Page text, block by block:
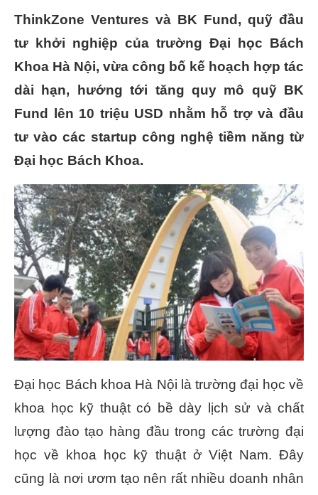
ThinkZone Ventures và BK Fund, quỹ đầu
tư khởi nghiệp của trường Đại học Bách
Khoa Hà Nội, vừa công bố kế hoạch hợp tác
dài hạn, hướng tới tăng quy mô quỹ BK
Fund lên 10 triệu USD nhằm hỗ trợ và đầu
tư vào các startup công nghệ tiềm năng từ
Đại học Bách Khoa.
Đại học Bách khoa Hà Nội là trường đại học về
khoa học kỹ thuật có bề dày lịch sử và chất
lượng đào tạo hàng đầu trong các trường đại
học về khoa học kỹ thuật ở Việt Nam. Đây
cũng là nơi ươm tạo nên rất nhiều doanh nhân